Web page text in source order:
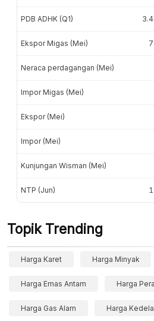
PDB ADHK (Q1)
Ekspor Migas (Mei)
Neraca perdagangan (Mei)
Impor Migas (Mei)
Ekspor (Mei)
Impor (Mei)
Kunjungan Wisman (Mei)
NTP (Jun)
Topik Trending
Harga Karet Harga Minyak
Harga Emas Antam Harga
Harga Gas Alam Harga